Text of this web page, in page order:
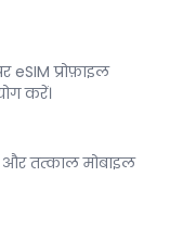
प्रोफ़ाइल
करें।
और तत्काल मोबाइल